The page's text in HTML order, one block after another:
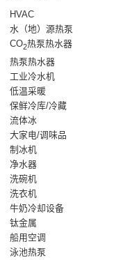
HVAC
水（地）源热泵
CO2热泵热水器
热泵热水器
工业冷水机
低温采暖
保鲜冷库/冷藏
流体冰
大家电/调味品
制冰机
净水器
洗碗机
洗衣机
牛奶冷却设备
钛金属
船用空调
泳池热泵